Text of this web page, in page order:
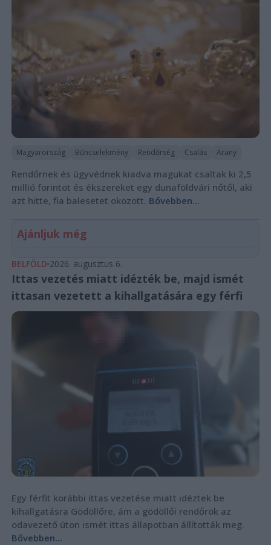
Magyarország Bűncselekmény Rendőrség Csalás Arany
Rendőrnek és ügyvédnek kiadva magukat csaltak ki 2,5
millió forintot és ékszereket egy dunaföldvári nőtől, aki
azt hitte, fia balesetet okozott. Bővebben...
Ajánljuk még
BELFÖLD 2026. augusztus 6.
Ittas vezetés miatt idézték be, majd ismét
ittasan vezetett a kihallgatására egy férfi
Egy férfit korábbi ittas vezetése miatt idéztek be
kihallgatásra Gödöllőre, ám a gödöllői rendőrök az
odavezető úton ismét ittas állapotban állították meg.
Bővebben...